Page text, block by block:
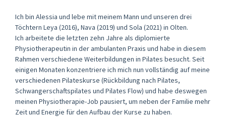
Ich bin Alessia und lebe mit meinem Mann und unseren drei
Töchtern Leya (2016), Nava (2019) und Sola (2021) in Olten.
Ich arbeitete die letzten zehn Jahre als diplomierte
Physiotherapeutin in der ambulanten Praxis und habe in diesem
Rahmen verschiedene Weiterbildungen in Pilates besucht. Seit
einigen Monaten konzentriere ich mich nun vollständig auf meine
verschiedenen Pilateskurse (Rückbildung nach Pilates,
Schwangerschaftspilates und Pilates Flow) und habe deswegen
meinen Physiotherapie-Job pausiert, um neben der Familie mehr
Zeit und Energie für den Aufbau der Kurse zu haben.